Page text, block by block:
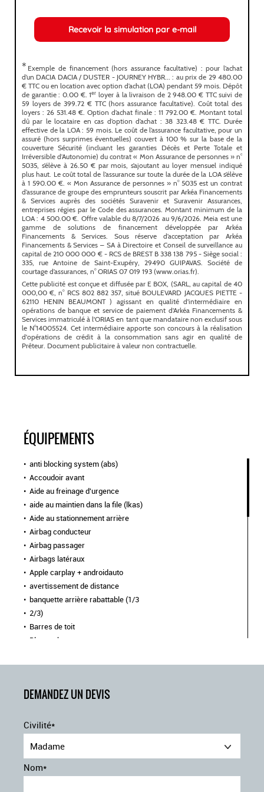
ÉQUIPEMENTS
anti blocking system (abs)
Accoudoir avant
Aide au freinage d'urgence
aide au maintien dans la file (lkas)
Aide au stationnement arrière
Airbag conducteur
Airbag passager
Airbags latéraux
Apple carplay + androidauto
avertissement de distance
banquette arrière rabattable (1/3
2/3)
Barres de toit
Bluetooth
Capteur de lumière
Climatisation automatique
démarrage mains llibres
détecteur de pluie
Ecran tactile
Feux de jour à LED
DEMANDEZ UN DEVIS
Civilité*
Madame
Nom*